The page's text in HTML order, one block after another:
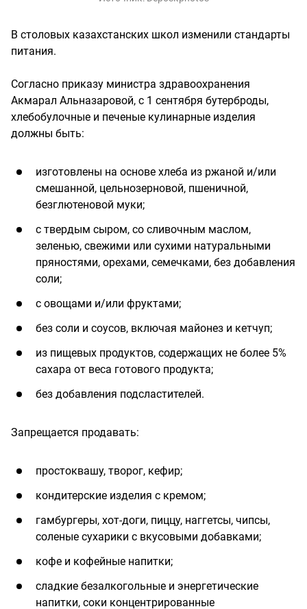
В столовых казахстанских школ изменили стандарты
питания.
Согласно приказу министра здравоохранения
Акмарал Альназаровой, с 1 сентября бутерброды,
хлебобулочные и печеные кулинарные изделия
должны быть:
изготовлены на основе хлеба из ржаной и/или
смешанной, цельнозерновой, пшеничной,
безглютеновой муки;
с твердым сыром, со сливочным маслом,
зеленью, свежими или сухими натуральными
пряностями, орехами, семечками, без добавления
соли;
с овощами и/или фруктами;
без соли и соусов, включая майонез и кетчуп;
из пищевых продуктов, содержащих не более 5%
сахара от веса готового продукта;
без добавления подсластителей.
Запрещается продавать:
простоквашу, творог, кефир;
кондитерские изделия с кремом;
гамбургеры, хот-доги, пиццу, наггетсы, чипсы,
соленые сухарики с вкусовыми добавками;
кофе и кофейные напитки;
сладкие безалкогольные и энергетические
напитки, соки концентрированные